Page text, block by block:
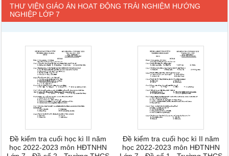
THƯ VIỆN GIÁO ÁN HOẠT ĐỘNG TRẢI NGHIỆM HƯỚNG
NGHIỆP LỚP 7
Đề kiểm tra cuối học kì II năm
học 2022-2023 môn HĐTNHN
Đề kiểm tra cuối học kì II năm
học 2022-2023 môn HĐTNHN